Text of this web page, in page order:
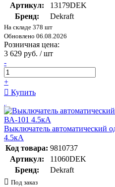
Артикул:
13179DEK
Бренд:
Dekraft
На складе 378 шт
Обновлено 06.08.2026
Розничная цена:
3 629 руб. / шт
-
+
Купить
Выключатель автоматический
4.5кА
Код товара: 9810737
Артикул:
11060DEK
Бренд:
Dekraft
Под заказ